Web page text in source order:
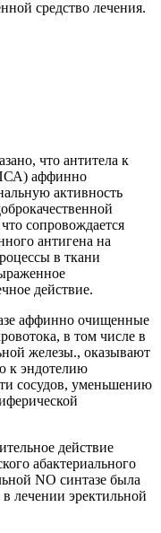
средство лечения.
что антитела к
аффинно
активность
сопровождается
антигена на
в ткани
действие.
аффинно очищенные
в том числе в
железы., оказывают
к эндотелию
сосудов, уменьшению
действие
абактериального
NO синтазе была
лечении эректильной